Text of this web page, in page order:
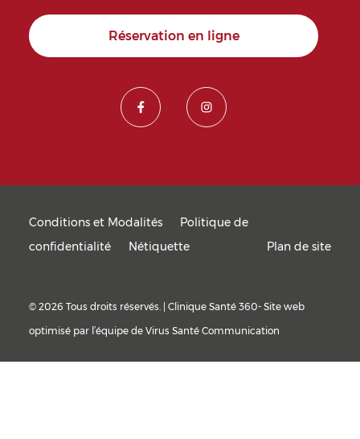
Réservation en ligne
Conditions et Modalités
Politique de
confidentialité
Nétiquette Plan de site
© 2026 Tous droits réservés. | Clinique Santé 360- Site web
optimisé par l’équipe de Virus Santé Communication